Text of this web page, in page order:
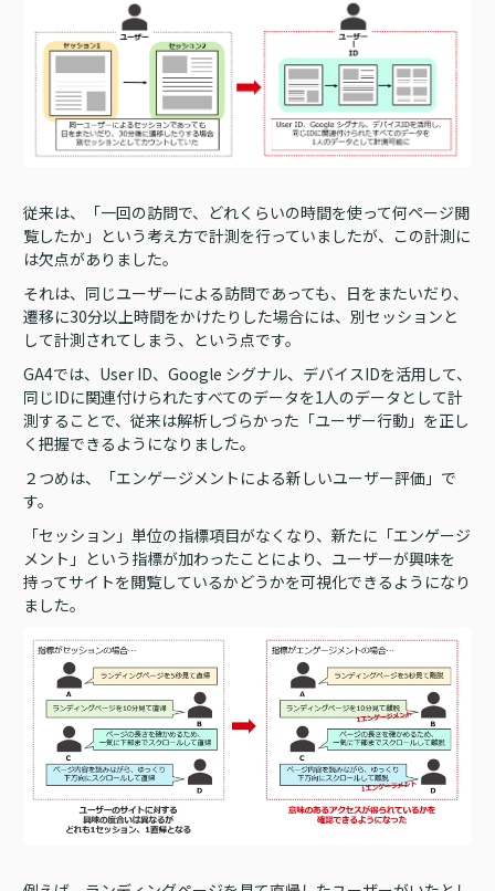
従来は、「一回の訪問で、どれくらいの時間を使って何ページ閲
覧したか」という考え方で計測を行っていましたが、この計測に
は欠点がありました。
それは、同じユーザーによる訪問であっても、日をまたいだり、
遷移に30分以上時間をかけたりした場合には、別セッションと
して計測されてしまう、という点です。
GA4では、User ID、Google シグナル、デバイスIDを活用して、
同じIDに関連付けられたすべてのデータを1人のデータとして計
測することで、従来は解析しづらかった「ユーザー行動」を正し
く把握できるようになりました。
２つめは、「エンゲージメントによる新しいユーザー評価」で
す。
「セッション」単位の指標項目がなくなり、新たに「エンゲージ
メント」という指標が加わったことにより、ユーザーが興味を
持ってサイトを閲覧しているかどうかを可視化できるようになり
ました。